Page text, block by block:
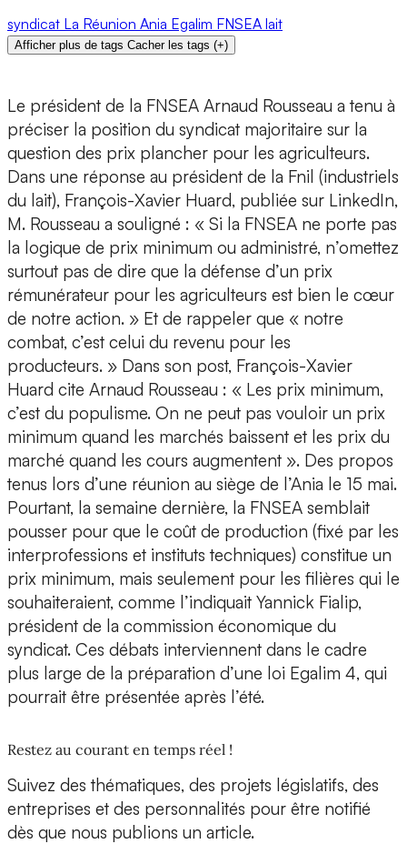
syndicat La Réunion Ania Egalim FNSEA lait
Afficher plus de tags Cacher les tags (+)
Le président de la FNSEA Arnaud Rousseau a tenu à
préciser la position du syndicat majoritaire sur la
question des prix plancher pour les agriculteurs.
Dans une réponse au président de la Fnil (industriels
du lait), François-Xavier Huard, publiée sur LinkedIn,
M. Rousseau a souligné : « Si la FNSEA ne porte pas
la logique de prix minimum ou administré, n’omettez
surtout pas de dire que la défense d’un prix
rémunérateur pour les agriculteurs est bien le cœur
de notre action. » Et de rappeler que « notre
combat, c’est celui du revenu pour les
producteurs. » Dans son post, François-Xavier
Huard cite Arnaud Rousseau : « Les prix minimum,
c’est du populisme. On ne peut pas vouloir un prix
minimum quand les marchés baissent et les prix du
marché quand les cours augmentent ». Des propos
tenus lors d’une réunion au siège de l’Ania le 15 mai.
Pourtant, la semaine dernière, la FNSEA semblait
pousser pour que le coût de production (fixé par les
interprofessions et instituts techniques) constitue un
prix minimum, mais seulement pour les filières qui le
souhaiteraient, comme l’indiquait Yannick Fialip,
président de la commission économique du
syndicat. Ces débats interviennent dans le cadre
plus large de la préparation d’une loi Egalim 4, qui
pourrait être présentée après l’été.
Restez au courant en temps réel !
Suivez des thématiques, des projets législatifs, des
entreprises et des personnalités pour être notifié
dès que nous publions un article.